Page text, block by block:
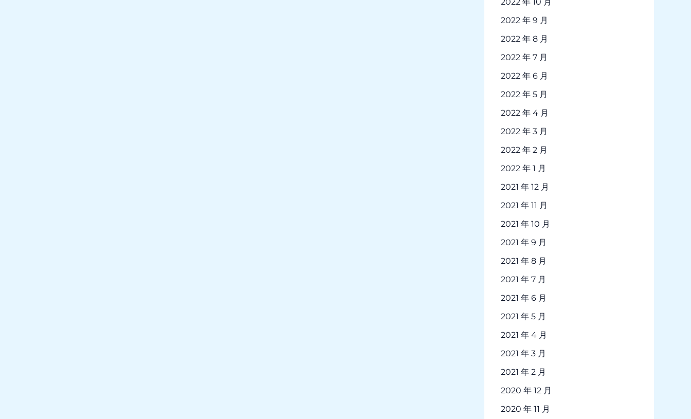
2022 年 9 月
2022 年 8 月
2022 年 7 月
2022 年 6 月
2022 年 5 月
2022 年 4 月
2022 年 3 月
2022 年 2 月
2022 年 1 月
2021 年 12 月
2021 年 11 月
2021 年 10 月
2021 年 9 月
2021 年 8 月
2021 年 7 月
2021 年 6 月
2021 年 5 月
2021 年 4 月
2021 年 3 月
2021 年 2 月
2020 年 12 月
2020 年 11 月